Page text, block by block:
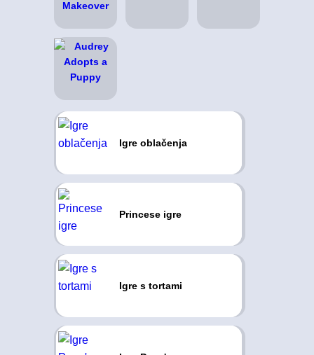
Igre oblačenja
Princese igre
Igre s tortami